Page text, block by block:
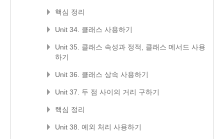
핵심 정리
Unit 34. 클래스 사용하기
Unit 35. 클래스 속성과 정적, 클래스 메서드 사용
하기
Unit 36. 클래스 상속 사용하기
Unit 37. 두 점 사이의 거리 구하기
핵심 정리
Unit 38. 예외 처리 사용하기